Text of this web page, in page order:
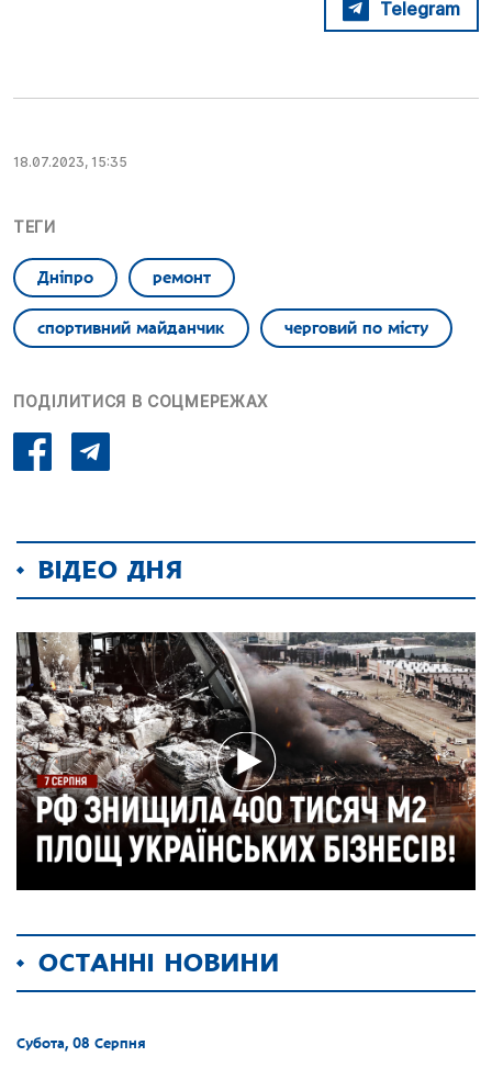
Telegram
18.07.2023, 15:35
ТЕГИ
Дніпро ремонт
спортивний майданчик черговий по місту
ПОДІЛИТИСЯ В СОЦМЕРЕЖАХ
ВІДЕО ДНЯ
ОСТАННІ НОВИНИ
Субота, 08 Серпня